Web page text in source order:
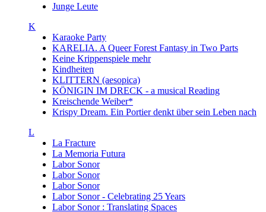
Junge Leute
K
Karaoke Party
KARELIA. A Queer Forest Fantasy in Two Parts
Keine Krippenspiele mehr
Kindheiten
KLITTERN (aesopica)
KÖNIGIN IM DRECK - a musical Reading
Kreischende Weiber*
Krispy Dream. Ein Portier denkt über sein Leben nach
L
La Fracture
La Memoria Futura
Labor Sonor
Labor Sonor
Labor Sonor
Labor Sonor - Celebrating 25 Years
Labor Sonor : Translating Spaces